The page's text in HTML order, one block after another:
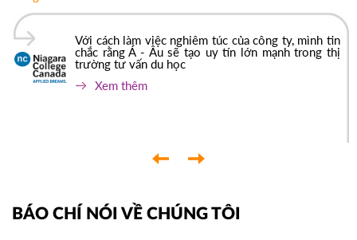
Với cách làm việc nghiêm túc của công ty, mình tin
chắc rằng Á - Âu sẽ tạo uy tín lớn mạnh trong thị
trường tư vấn du học
Xem thêm
‹
›
BÁO CHÍ NÓI VỀ CHÚNG TÔI